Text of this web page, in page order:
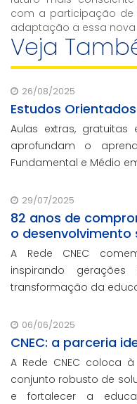
com a participação
adaptação a essa nova
Veja
26/08/2025
Estudos
Aulas extras,
aprofundam o
Fundamental e Médio
29/07/2025
82 anos de
o desenvolvimento
A Rede CNEC
inspirando
transformação da
06/06/2025
CNEC: a parceria
A Rede CNEC coloca
conjunto robusto de
e fortalecer a